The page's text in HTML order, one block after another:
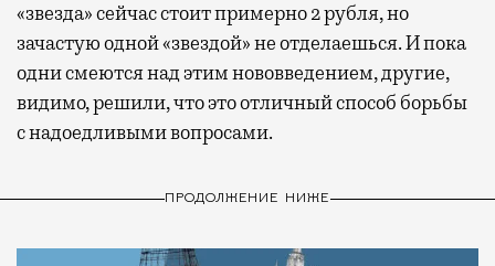
«звезда» сейчас стоит примерно 2 рубля, но
зачастую одной «звездой» не отделаешься. И пока
одни смеются над этим нововведением, другие,
видимо, решили, что это отличный способ борьбы
с надоедливыми вопросами.
ПРОДОЛЖЕНИЕ НИЖЕ